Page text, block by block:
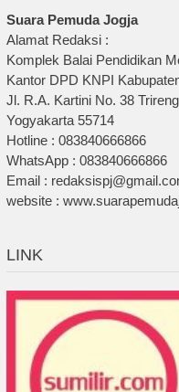
Suara Pemuda Jogja
Alamat Redaksi :
Komplek Balai Pendidikan
Kantor DPD KNPI
Jl. R.A. Kartini No. 38
Yogyakarta 55714
Hotline : 083840666866
WhatsApp : 083840666866
Email :
website :
LINK